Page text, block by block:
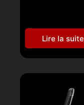
Lire la suite